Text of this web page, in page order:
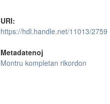
URI:
https://hdl.handle.net/11013/2759
Metadatenoj
Montru kompletan rikordon